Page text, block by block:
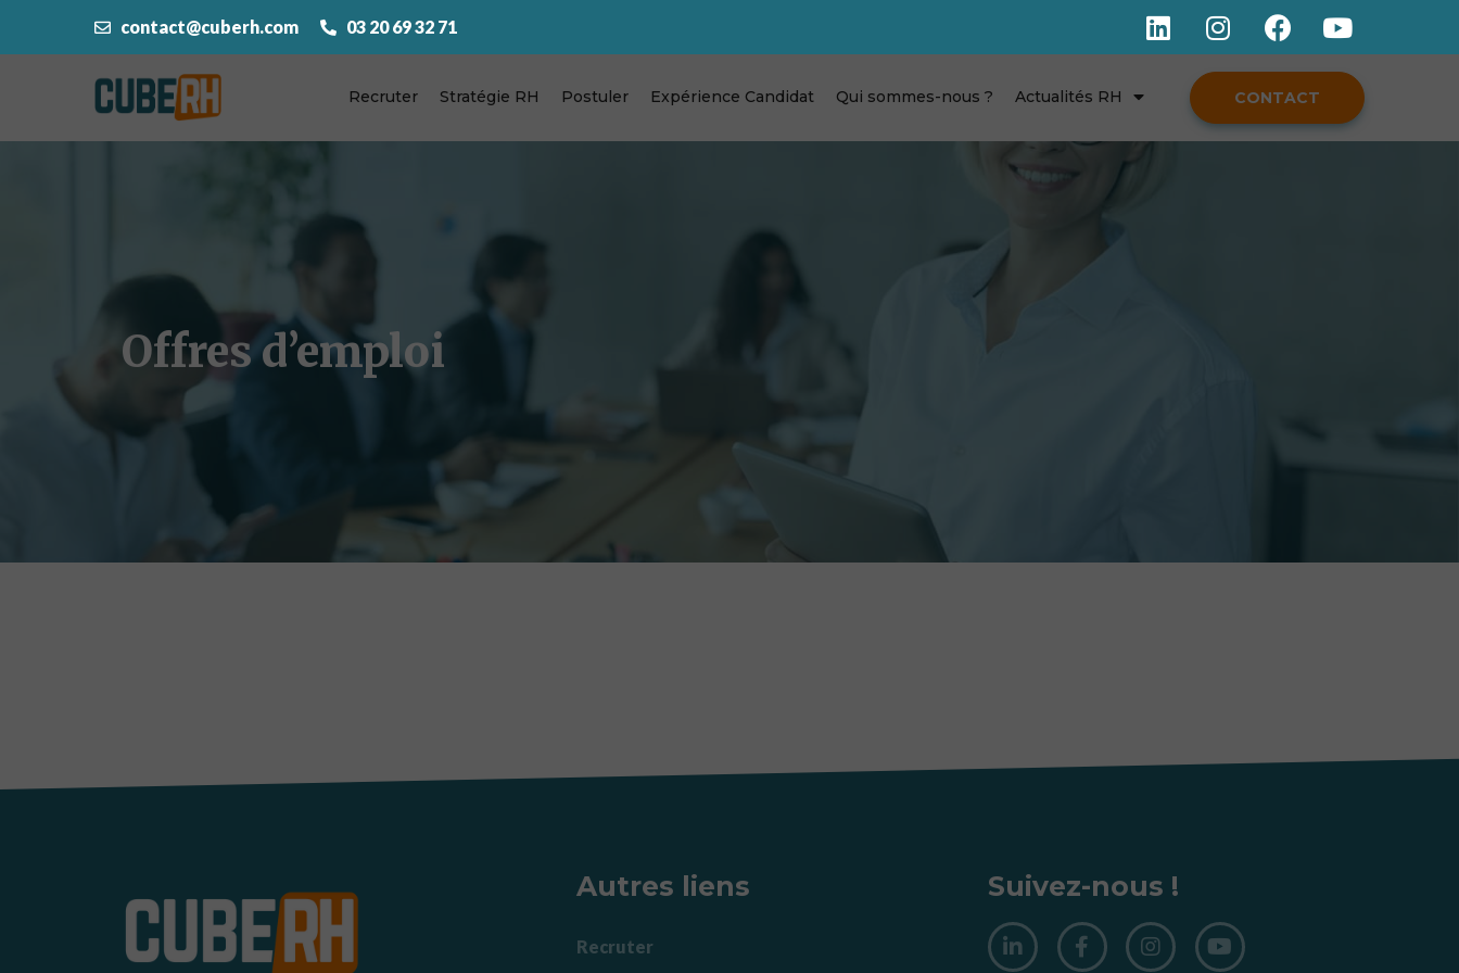
contact@cuberh.com 03 20 69 32 71
Recruter Stratégie RH Postuler Expérience Candidat Qui sommes-nous ? Actualités RH CONTACT
Offres d’emploi
Autres liens
Recruter
Suivez-nous !